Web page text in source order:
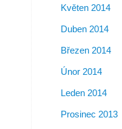
Květen 2014
Duben 2014
Březen 2014
Únor 2014
Leden 2014
Prosinec 2013